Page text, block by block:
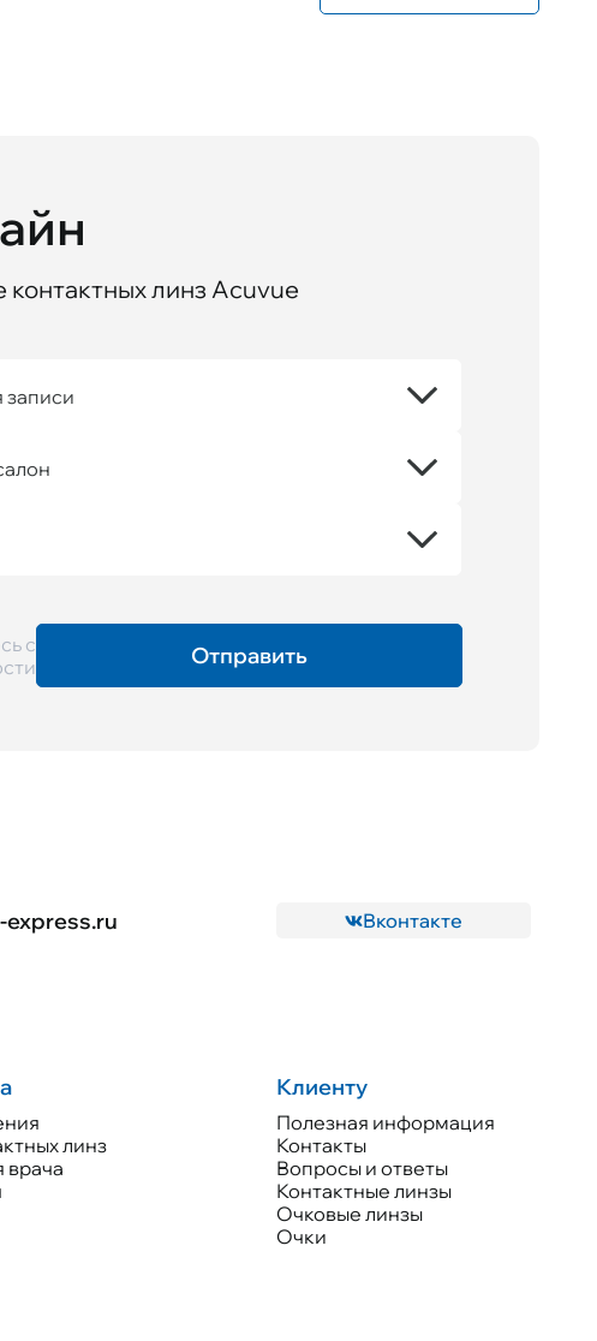
контактных линз Acuvue
записи
с
Вконтакте
линз
врача
Клиенту
Полезная информация
Контакты
Вопросы и ответы
Контактные линзы
Очковые линзы
Очки